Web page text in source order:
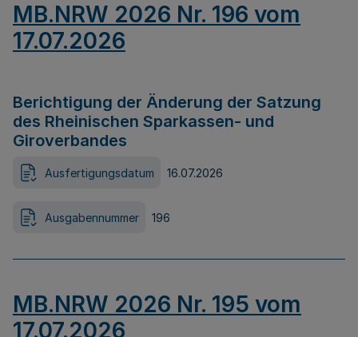
MB.NRW 2026 Nr. 196 vom
17.07.2026
Berichtigung der Änderung der Satzung
des Rheinischen Sparkassen- und
Giroverbandes
Ausfertigungsdatum 16.07.2026
Ausgabennummer 196
MB.NRW 2026 Nr. 195 vom
17.07.2026